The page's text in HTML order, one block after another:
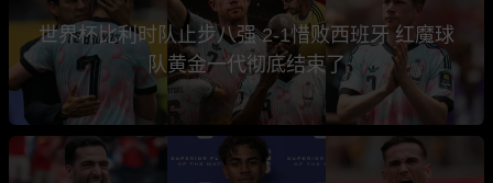
世界杯比利时队止步八强 2-1惜败西班牙 红魔球
队黄金一代彻底结束了